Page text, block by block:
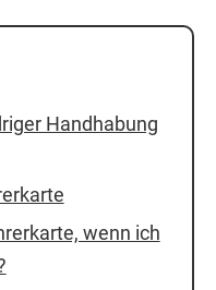
Handhabung
wenn ich